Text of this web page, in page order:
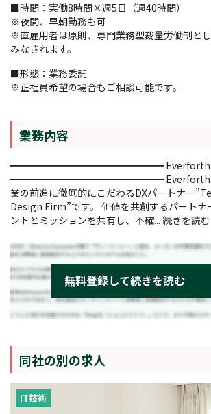
■時間：実働8時間×週5日（週40時間）
※夜間、早朝勤務も可
※直雇用者は原則、専門業務型裁量労働制と
みなされます。
■形態：業務委託
※正社員希望の場合もご相談可能です。
業務内容
━━━━━━━━━━━━━━━━ Everforthに
━━━━━━━━━━━━━━━━ Everforthのコ
業の前進に徹底的にこだわるDXパートナー
Design Firm”です。 価値を共創するパートナ
ントとミッションを共有し、不確... 続きを読む
同社の別の求人
IT技術